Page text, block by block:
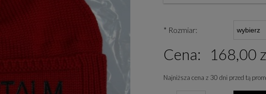
* Rozmiar:
Cena: 168,00
Najniższa cena z 30 dni przed tą